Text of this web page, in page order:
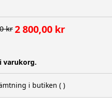
kr 2 800,00 kr
varukorg.
i butiken ( )